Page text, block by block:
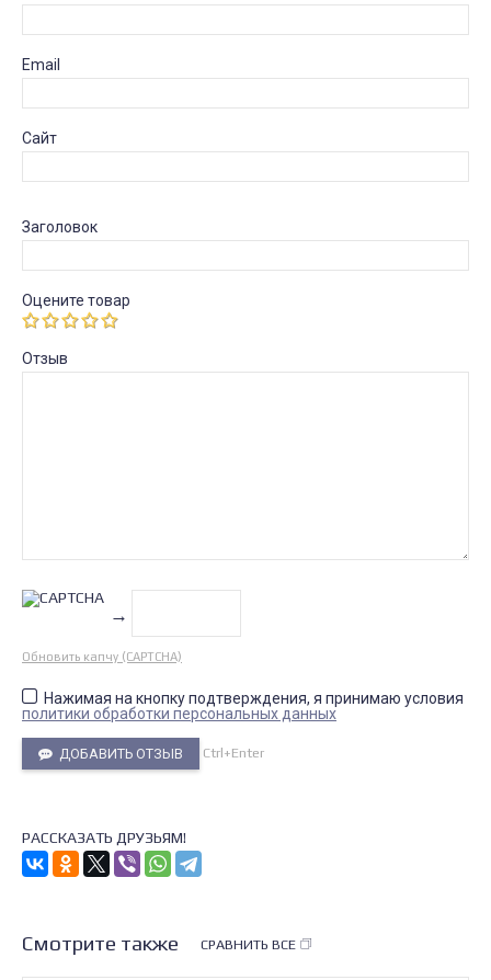
Email
Сайт
Заголовок
Оцените товар
Отзыв
→
Обновить капчу (CAPTCHA)
Нажимая на кнопку подтверждения, я принимаю условия
политики обработки персональных данных
ДОБАВИТЬ ОТЗЫВ Ctrl+Enter
РАССКАЗАТЬ ДРУЗЬЯМ!
Смотрите также СРАВНИТЬ ВСЕ